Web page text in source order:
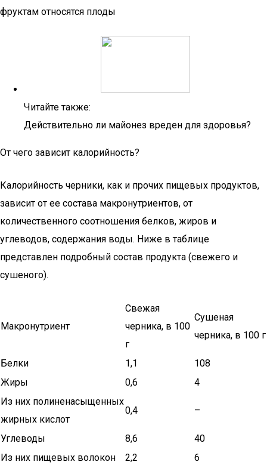
фруктам относятся плоды
Читайте также:
Действительно ли майонез вреден для здоровья?
От чего зависит калорийность?
Калорийность черники, как и прочих пищевых продуктов,
зависит от ее состава макронутриентов, от
количественного соотношения белков, жиров и
углеводов, содержания воды. Ниже в таблице
представлен подробный состав продукта (свежего и
сушеного).
Макронутриент
Свежая
черника, в 100
г
Сушеная
черника, в 100 г
Белки 1,1
108
Жиры
0,6
4
Из них полиненасыщенных
жирных кислот
0,4 –
Углеводы 8,6
40
Из них пищевых волокон
2,2 6